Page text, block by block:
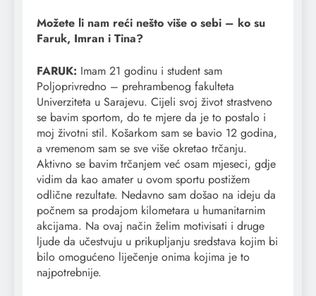
Možete li nam reći nešto više o sebi – ko su
Faruk, Imran i Tina?
FARUK: Imam 21 godinu i student sam
Poljoprivredno – prehrambenog fakulteta
Univerziteta u Sarajevu. Cijeli svoj život strastveno
se bavim sportom, do te mjere da je to postalo i
moj životni stil. Košarkom sam se bavio 12 godina,
a vremenom sam se sve više okretao trčanju.
Aktivno se bavim trčanjem već osam mjeseci, gdje
vidim da kao amater u ovom sportu postižem
odlične rezultate. Nedavno sam došao na ideju da
počnem sa prodajom kilometara u humanitarnim
akcijama. Na ovaj način želim motivisati i druge
ljude da učestvuju u prikupljanju sredstava kojim bi
bilo omogućeno liječenje onima kojima je to
najpotrebnije.